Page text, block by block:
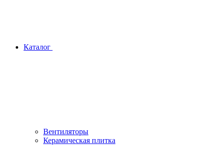
Каталог
Вентиляторы
Керамическая плитка